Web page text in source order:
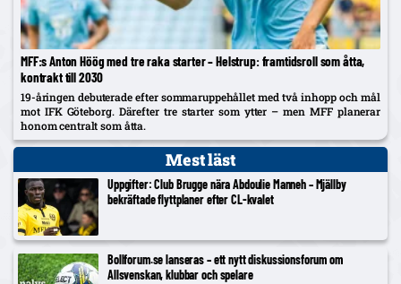
MFF:s Anton Höög med tre raka starter – Helstrup: framtidsroll som åtta,
kontrakt till 2030
19-åringen debuterade efter sommaruppehållet med två inhopp och mål
mot IFK Göteborg. Därefter tre starter som ytter – men MFF planerar
honom centralt som åtta.
Mest läst
Uppgifter: Club Brugge nära Abdoulie Manneh – Mjällby
bekräftade flyttplaner efter CL-kvalet
Bollforum.se lanseras – ett nytt diskussionsforum om
Allsvenskan, klubbar och spelare